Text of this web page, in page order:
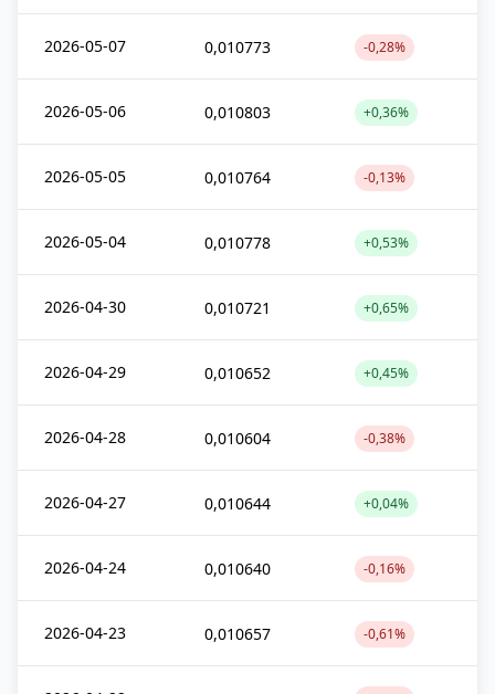
2026-05-07 0,010773 -0,28%
2026-05-06 0,010803 +0,36%
2026-05-05 0,010764 -0,13%
2026-05-04 0,010778 +0,53%
2026-04-30 0,010721 +0,65%
2026-04-29 0,010652 +0,45%
2026-04-28 0,010604 -0,38%
2026-04-27 0,010644 +0,04%
2026-04-24 0,010640 -0,16%
2026-04-23 0,010657 -0,61%